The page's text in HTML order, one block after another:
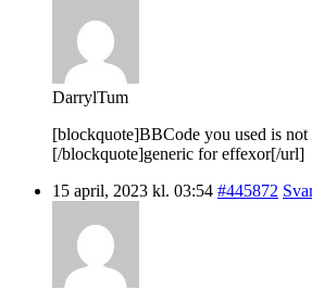
DarrylTum
[blockquote]BBCode you used is not
[/blockquote]generic for effexor[/url]
15 april, 2023 kl. 03:54 #445872